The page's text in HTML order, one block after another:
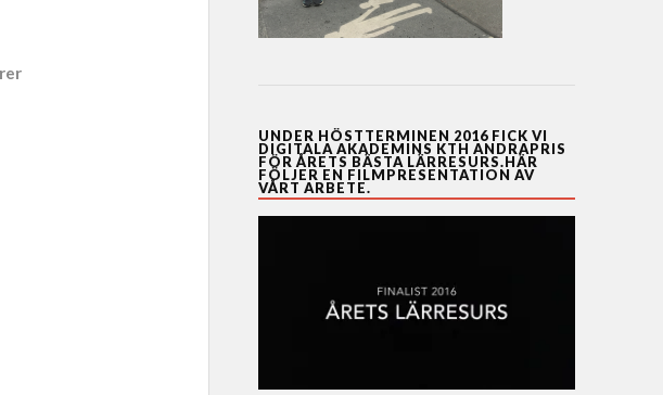
UNDER HÖSTTERMINEN 2016 FICK VI
DIGITALA AKADEMINS KTH ANDRAPRIS
FÖR ÅRETS BÄSTA LÄRRESURS.HÄR
FÖLJER EN FILMPRESENTATION AV
VÅRT ARBETE.